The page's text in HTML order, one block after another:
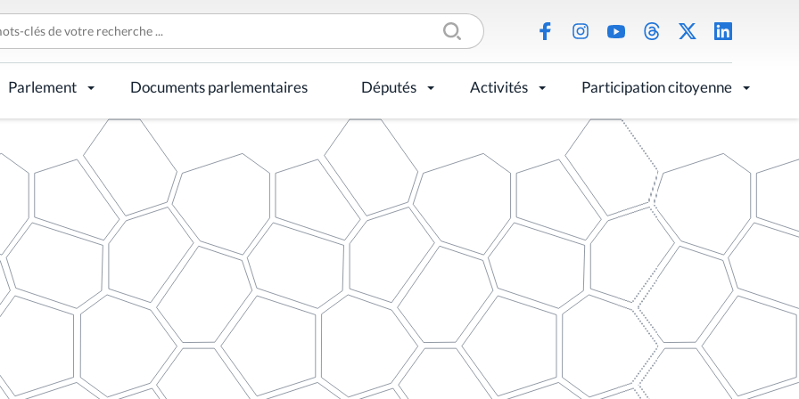
Parlement Documents parlementaires Députés Activités Participation citoyenne